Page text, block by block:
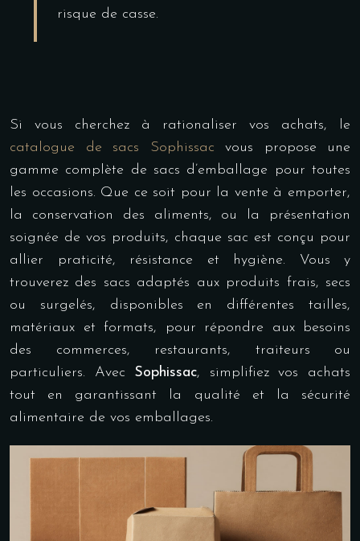
risque de casse.
Si vous cherchez à rationaliser vos achats, le
catalogue de sacs Sophissac vous propose une
gamme complète de sacs d’emballage pour toutes
les occasions. Que ce soit pour la vente à emporter,
la conservation des aliments, ou la présentation
soignée de vos produits, chaque sac est conçu pour
allier praticité, résistance et hygiène. Vous y
trouverez des sacs adaptés aux produits frais, secs
ou surgelés, disponibles en différentes tailles,
matériaux et formats, pour répondre aux besoins
des commerces, restaurants, traiteurs ou
particuliers. Avec Sophissac, simplifiez vos achats
tout en garantissant la qualité et la sécurité
alimentaire de vos emballages.